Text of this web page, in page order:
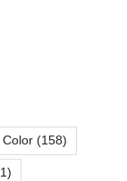
Color (158)